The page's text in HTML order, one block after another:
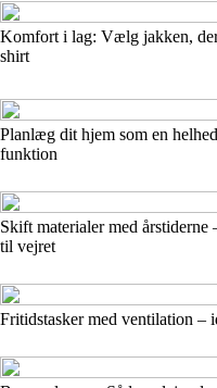
Komfort i lag: Vælg jakken,
shirt
Planlæg dit hjem som en
funktion
Skift materialer med årstiderne
til vejret
Fritidstasker med ventilation